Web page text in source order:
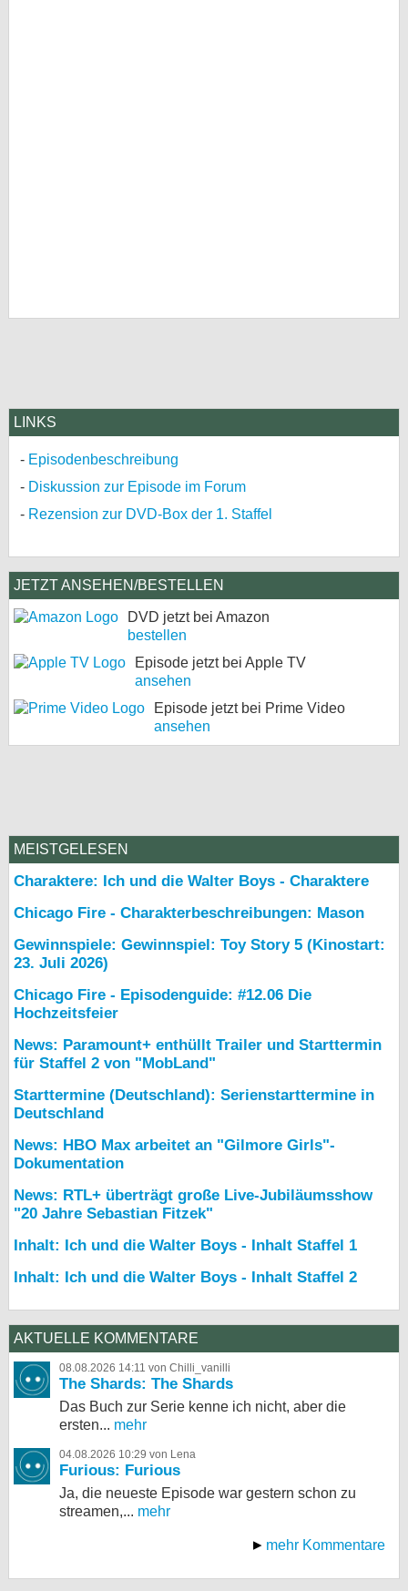
LINKS
Episodenbeschreibung
Diskussion zur Episode im Forum
Rezension zur DVD-Box der 1. Staffel
JETZT ANSEHEN/BESTELLEN
DVD jetzt bei Amazon
bestellen
Episode jetzt bei Apple TV
ansehen
Episode jetzt bei Prime Video
ansehen
MEISTGELESEN
Charaktere: Ich und die Walter Boys - Charaktere
Chicago Fire - Charakterbeschreibungen: Mason
Gewinnspiele: Gewinnspiel: Toy Story 5 (Kinostart:
23. Juli 2026)
Chicago Fire - Episodenguide: #12.06 Die
Hochzeitsfeier
News: Paramount+ enthüllt Trailer und Starttermin
für Staffel 2 von "MobLand"
Starttermine (Deutschland): Serienstarttermine in
Deutschland
News: HBO Max arbeitet an "Gilmore Girls"-
Dokumentation
News: RTL+ überträgt große Live-Jubiläumsshow
"20 Jahre Sebastian Fitzek"
Inhalt: Ich und die Walter Boys - Inhalt Staffel 1
Inhalt: Ich und die Walter Boys - Inhalt Staffel 2
AKTUELLE KOMMENTARE
08.08.2026 14:11 von Chilli_vanilli
The Shards: The Shards
Das Buch zur Serie kenne ich nicht, aber die
ersten... mehr
04.08.2026 10:29 von Lena
Furious: Furious
Ja, die neueste Episode war gestern schon zu
streamen,... mehr
mehr Kommentare